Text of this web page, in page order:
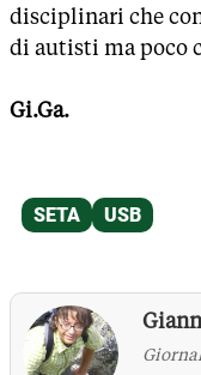
disciplinari che
di autisti ma poco
Gi.Ga.